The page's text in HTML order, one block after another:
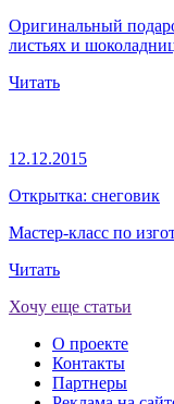
Оригинальный
листьях и
Читать
12.12.2015
Открытка: снеговик
Мастер-класс по
Читать
Хочу еще статьи
О проекте
Контакты
Партнеры